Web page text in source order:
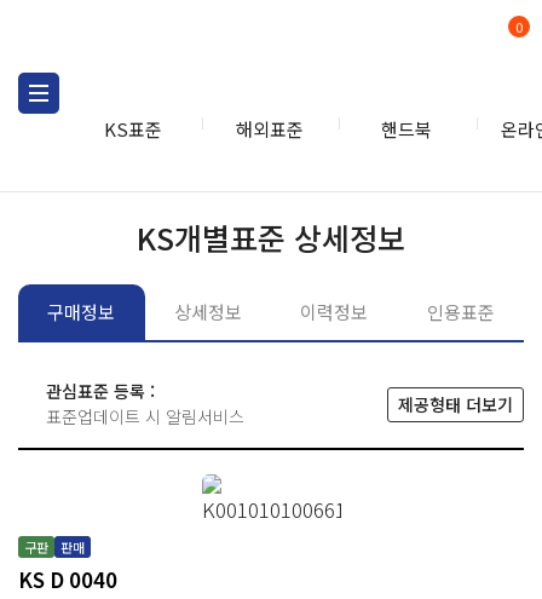
KS표준 해외표준 핸드북 온라
0
KS개별표준 상세정보
구매정보 상세정보 이력정보 인용표준
관심표준 등록 :
표준업데이트 시 알림서비스
제공형태 더보기
구판 판매
KS D 0040